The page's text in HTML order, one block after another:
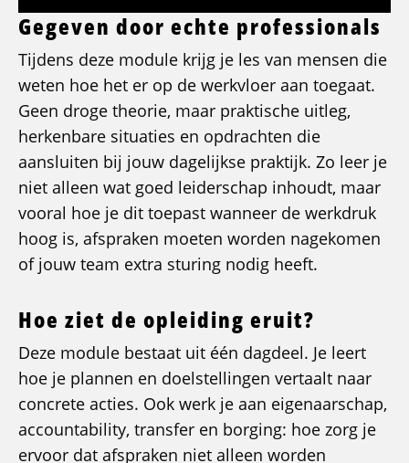
Gegeven door echte professionals
Tijdens deze module krijg je les van mensen die
weten hoe het er op de werkvloer aan toegaat.
Geen droge theorie, maar praktische uitleg,
herkenbare situaties en opdrachten die
aansluiten bij jouw dagelijkse praktijk. Zo leer je
niet alleen wat goed leiderschap inhoudt, maar
vooral hoe je dit toepast wanneer de werkdruk
hoog is, afspraken moeten worden nagekomen
of jouw team extra sturing nodig heeft.
Hoe ziet de opleiding eruit?
Deze module bestaat uit één dagdeel. Je leert
hoe je plannen en doelstellingen vertaalt naar
concrete acties. Ook werk je aan eigenaarschap,
accountability, transfer en borging: hoe zorg je
ervoor dat afspraken niet alleen worden